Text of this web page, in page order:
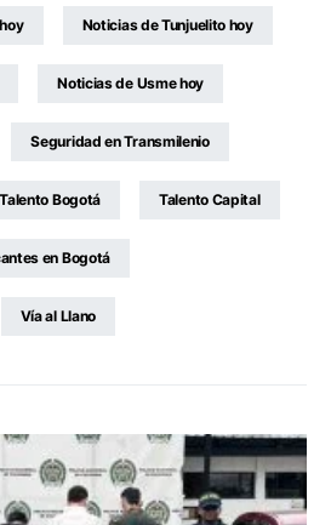
Noticias de Tunjuelito hoy
Noticias de Usme hoy
Seguridad en Transmilenio
Talento Bogotá Talento Capital
en Bogotá
Vía al Llano